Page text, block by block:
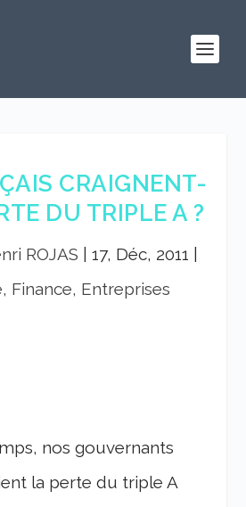
CRAIGNENT-
DU TRIPLE A ?
ROJAS 17, Déc, 2011
Finance, Entreprises
nos gouvernants
la perte du triple A